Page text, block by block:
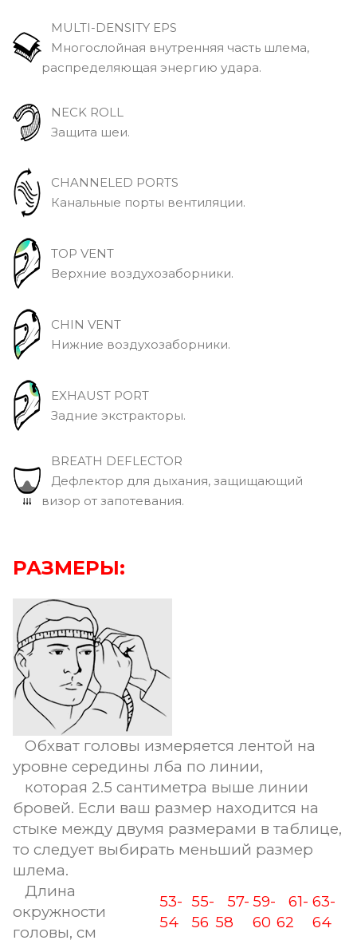
MULTI-DENSITY EPS
Многослойная внутренняя часть шлема,
распределяющая энергию удара.
NECK ROLL
Защита шеи.
CHANNELED PORTS
Канальные порты вентиляции.
TOP VENT
Верхние воздухозаборники.
CHIN VENT
Нижние воздухозаборники.
EXHAUST PORT
Задние экстракторы.
BREATH DEFLECTOR
Дефлектор для дыхания, защищающий
визор от запотевания.
РАЗМЕРЫ:
Обхват головы измеряется лентой на
уровне середины лба по линии,
которая 2.5 сантиметра выше линии
бровей. Если ваш размер находится на
стыке между двумя размерами в таблице,
то следует выбирать меньший размер
шлема.
Длина
окружности
головы, см
53-
54
55-
56
57-
58
59-
60
61-
62
63-
64